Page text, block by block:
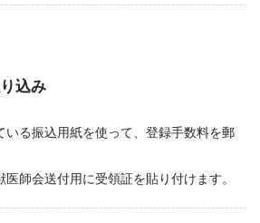
込み
いる振込用紙を使って、登録手数料を郵
師会送付用に受領証を貼り付けます。